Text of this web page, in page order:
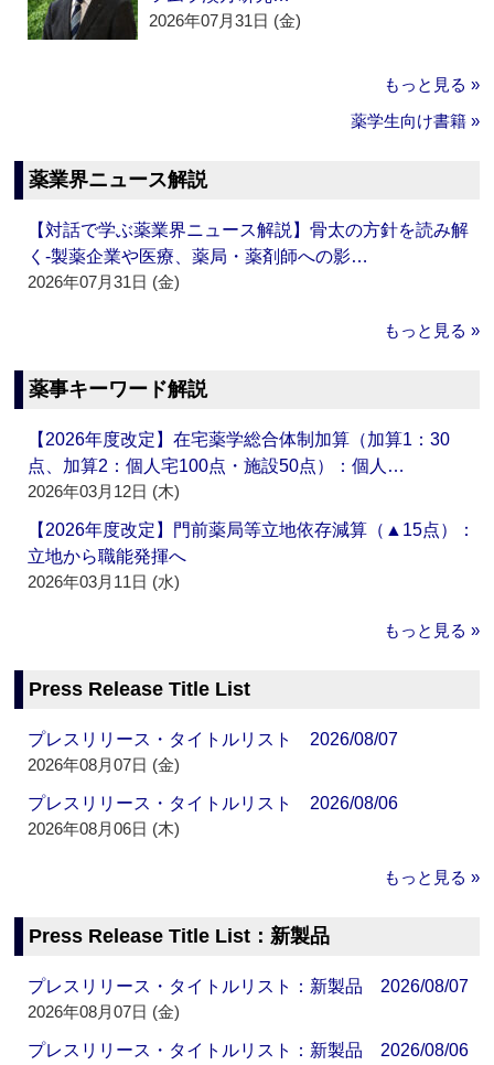
2026年07月31日 (金)
もっと見る »
薬学生向け書籍 »
薬業界ニュース解説
【対話で学ぶ薬業界ニュース解説】骨太の方針を読み解
く‐製薬企業や医療、薬局・薬剤師への影…
2026年07月31日 (金)
もっと見る »
薬事キーワード解説
【2026年度改定】在宅薬学総合体制加算（加算1：30
点、加算2：個人宅100点・施設50点）：個人…
2026年03月12日 (木)
【2026年度改定】門前薬局等立地依存減算（▲15点）：
立地から職能発揮へ
2026年03月11日 (水)
もっと見る »
Press Release Title List
プレスリリース・タイトルリスト 2026/08/07
2026年08月07日 (金)
プレスリリース・タイトルリスト 2026/08/06
2026年08月06日 (木)
もっと見る »
Press Release Title List：新製品
プレスリリース・タイトルリスト：新製品 2026/08/07
2026年08月07日 (金)
プレスリリース・タイトルリスト：新製品 2026/08/06